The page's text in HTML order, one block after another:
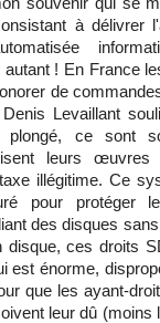
à délivrer
! En France
de
Levaillant
plongé, ce sont
leurs
illégitime. Ce
pour protéger
des disques
disque, ces droits
est énorme,
que les ayant-
leur dû (moins